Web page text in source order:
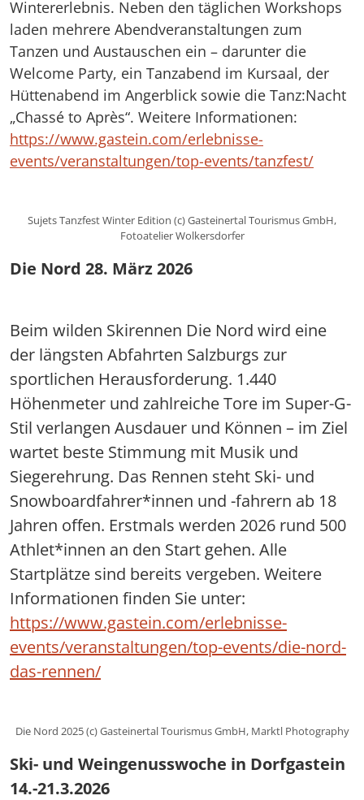
Wintererlebnis. Neben den täglichen Workshops
laden mehrere Abendveranstaltungen zum
Tanzen und Austauschen ein – darunter die
Welcome Party, ein Tanzabend im Kursaal, der
Hüttenabend im Angerblick sowie die Tanz:Nacht
„Chassé to Après“. Weitere Informationen:
https://www.gastein.com/erlebnisse-
events/veranstaltungen/top-events/tanzfest/
Sujets Tanzfest Winter Edition (c) Gasteinertal Tourismus GmbH,
Fotoatelier Wolkersdorfer
Die Nord 28. März 2026
Beim wilden Skirennen Die Nord wird eine
der längsten Abfahrten Salzburgs zur
sportlichen Herausforderung. 1.440
Höhenmeter und zahlreiche Tore im Super-G-
Stil verlangen Ausdauer und Können – im Ziel
wartet beste Stimmung mit Musik und
Siegerehrung. Das Rennen steht Ski- und
Snowboardfahrer*innen und -fahrern ab 18
Jahren offen. Erstmals werden 2026 rund 500
Athlet*innen an den Start gehen. Alle
Startplätze sind bereits vergeben. Weitere
Informationen finden Sie unter:
https://www.gastein.com/erlebnisse-
events/veranstaltungen/top-events/die-nord-
das-rennen/
Die Nord 2025 (c) Gasteinertal Tourismus GmbH, Marktl Photography
Ski- und Weingenusswoche in Dorfgastein
14.-21.3.2026